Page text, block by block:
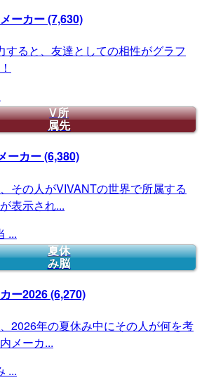
ーカー(7,630)
すると、友達としての相性がグラフ
V所
属先
ーカー(6,380)
その人がVIVANTの世界で所属する
表示され...
...
夏休
み脳
ー2026(6,270)
2026年の夏休み中にその人が何を考
メーカ...
...